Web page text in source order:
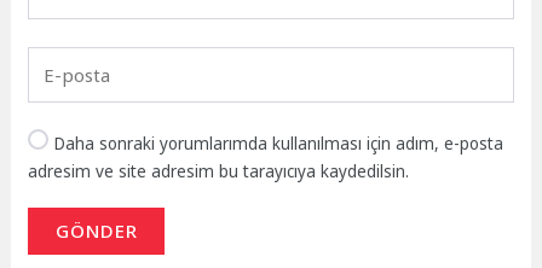
Daha sonraki yorumlarımda kullanılması için adım, e-posta
adresim ve site adresim bu tarayıcıya kaydedilsin.
GÖNDER